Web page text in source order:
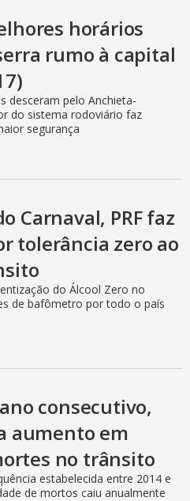
horários
rumo à capital
desceram pelo Anchieta-
do sistema rodoviário faz
segurança
Carnaval, PRF faz
tolerância zero ao
do Álcool Zero no
de bafômetro por todo o país
consecutivo,
aumento em
no trânsito
estabelecida entre 2014 e
de mortos caiu anualmente